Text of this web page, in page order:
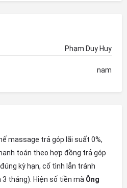
Phạm Duy Huy
nam
massage trả góp lãi suất 0%,
toán theo hợp đồng trả góp
kỳ hạn, cố tình lẫn tránh
tháng). Hiện số tiền mà Ông